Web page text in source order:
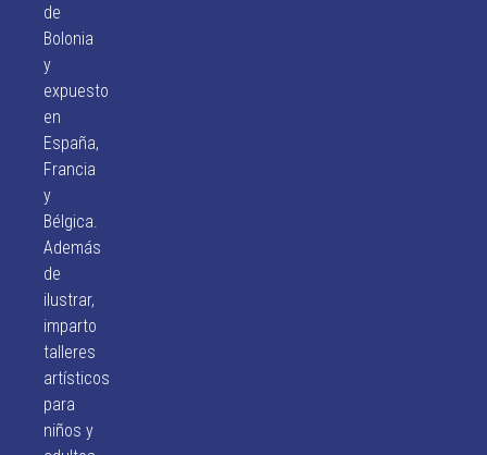
de
Bolonia
y
expuesto
en
España,
Francia
y
Bélgica.
Además
de
ilustrar,
imparto
talleres
artísticos
para
niños y